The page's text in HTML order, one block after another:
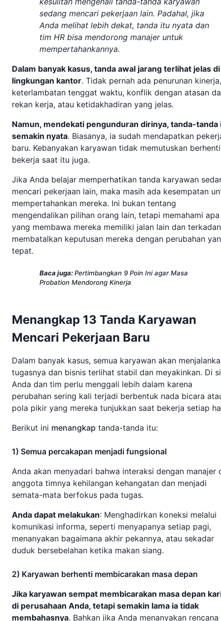
sedang mencari pekerjaan lain. Padahal, jika
Anda melihat lebih dekat, tanda itu nyata dan
tim HR bisa mendorong manajer untuk
mempertahankannya.
Dalam banyak kasus, tanda awal jarang terlihat jelas di
lingkungan kantor. Tidak pernah ada penurunan kinerja,
keterlambatan tenggat waktu, konflik dengan atasan
rekan kerja, atau ketidakhadiran yang jelas.
Namun, mendekati pengunduran dirinya, tanda-tanda
semakin nyata. Biasanya, ia sudah mendapatkan
baru. Kebanyakan karyawan tidak memutuskan berhenti
bekerja saat itu juga.
Jika Anda belajar memperhatikan tanda karyawan
mencari pekerjaan lain, maka masih ada kesempatan
mempertahankan mereka. Ini bukan tentang
mengendalikan pilihan orang lain, tetapi memahami apa
yang membawa mereka memiliki jalan lain dan
membatalkan keputusan mereka dengan perubahan
tepat.
Baca juga:Pertimbangkan 9 Poin Ini agar Masa
Probation Mendorong Kinerja
Menangkap 13 Tanda Karyawan
Mencari Pekerjaan Baru
Dalam banyak kasus, semua karyawan akan
tugasnya dan bisnis terlihat stabil dan meyakinkan. Di
Anda dan tim perlu menggali lebih dalam karena
perubahan sering kali terjadi berbentuk nada bicara
pola pikir yang mereka tunjukkan saat bekerja setiap
Berikut ini menangkap tanda-tanda itu:
1) Semua percakapan menjadi fungsional
Anda akan menyadari bahwa interaksi dengan manajer
anggota timnya kehilangan kehangatan dan menjadi
semata-mata berfokus pada tugas.
Anda dapat melakukan: Menghadirkan koneksi melalui
komunikasi informa, seperti menyapanya setiap pagi,
menanyakan bagaimana akhir pekannya, atau sekadar
duduk bersebelahan ketika makan siang.
2) Karyawan berhenti membicarakan masa depan
Jika karyawan sempat membicarakan masa depan
di perusahaan Anda, tetapi semakin lama ia tidak
membahasnya. Bahkan jika Anda menanyakan rencana